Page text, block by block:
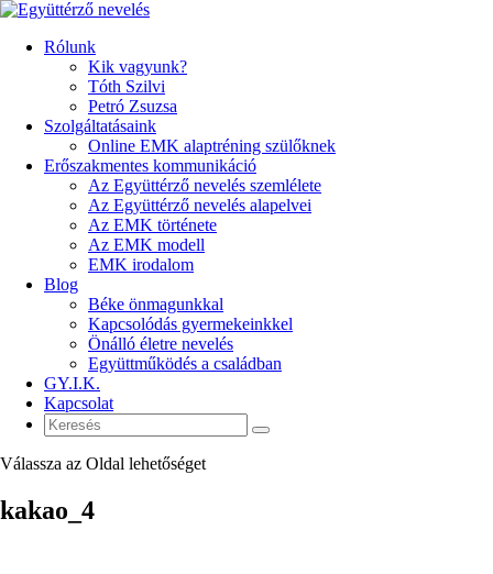
Rólunk
Kik vagyunk?
Tóth Szilvi
Petró Zsuzsa
Szolgáltatásaink
Online EMK alaptréning szülőknek
Erőszakmentes kommunikáció
Az Együttérző nevelés szemlélete
Az Együttérző nevelés alapelvei
Az EMK története
Az EMK modell
EMK irodalom
Blog
Béke önmagunkkal
Kapcsolódás gyermekeinkkel
Önálló életre nevelés
Együttműködés a családban
GY.I.K.
Kapcsolat
Válassza az Oldal lehetőséget
kakao_4